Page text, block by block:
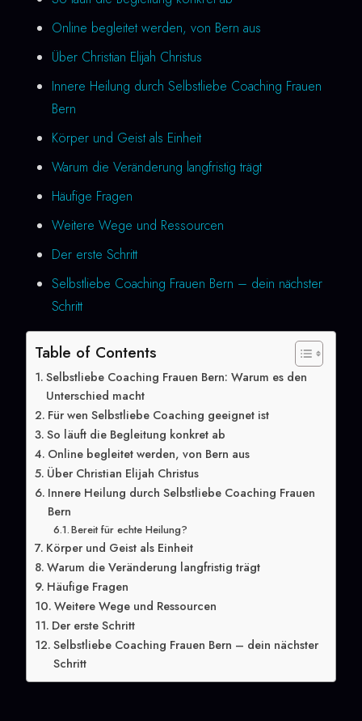
Online begleitet werden, von Bern aus
Über Christian Elijah Christus
Innere Heilung durch Selbstliebe Coaching Frauen
Bern
Körper und Geist als Einheit
Warum die Veränderung langfristig trägt
Häufige Fragen
Weitere Wege und Ressourcen
Der erste Schritt
Selbstliebe Coaching Frauen Bern – dein nächster
Schritt
Table of Contents
Selbstliebe Coaching Frauen Bern: Warum es den
Unterschied macht
Für wen Selbstliebe Coaching geeignet ist
So läuft die Begleitung konkret ab
Online begleitet werden, von Bern aus
Über Christian Elijah Christus
Innere Heilung durch Selbstliebe Coaching Frauen
Bern
Bereit für echte Heilung?
Körper und Geist als Einheit
Warum die Veränderung langfristig trägt
Häufige Fragen
Weitere Wege und Ressourcen
Der erste Schritt
Selbstliebe Coaching Frauen Bern – dein nächster
Schritt